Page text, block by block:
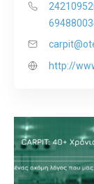
http://